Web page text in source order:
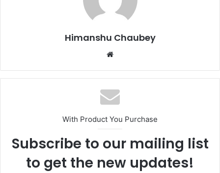
Himanshu Chaubey
With Product You Purchase
Subscribe to our mailing list
to get the new updates!